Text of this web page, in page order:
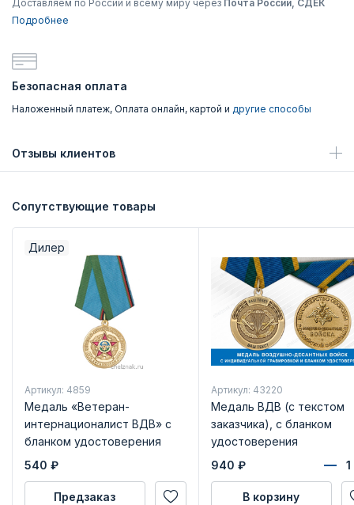
Доставляем по России и всему миру через Почта России, СДЕК
Подробнее
Безопасная оплата
Наложенный платеж, Оплата онлайн, картой и другие способы
Отзывы клиентов
Сопутствующие товары
Дилер
Артикул: 4859
Медаль «Ветеран-
интернационалист ВДВ» с
бланком удостоверения
540 ₽
Предзаказ
Артикул: 43220
Медаль ВДВ (с текстом
заказчика), с бланком
удостоверения
940 ₽
В корзину